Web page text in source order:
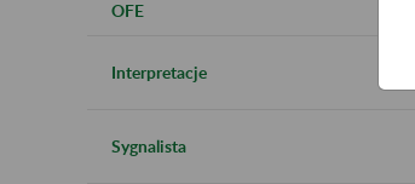
OFE
Interpretacje
Sygnalista